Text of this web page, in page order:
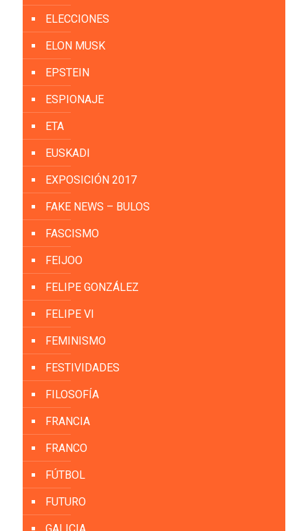
ELECCIONES
ELON MUSK
EPSTEIN
ESPIONAJE
ETA
EUSKADI
EXPOSICIÓN 2017
FAKE NEWS – BULOS
FASCISMO
FEIJOO
FELIPE GONZÁLEZ
FELIPE VI
FEMINISMO
FESTIVIDADES
FILOSOFÍA
FRANCIA
FRANCO
FÚTBOL
FUTURO